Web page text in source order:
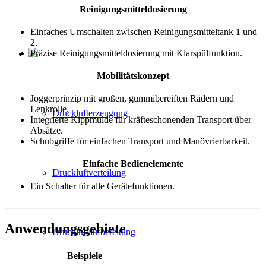
Drucklufterzeugung
Druckluftverteilung
Druckluftaufbereitung
Reinigungsmitteldosierung
Einfaches Umschalten zwischen Reinigungsmitteltank 1 und
2.
Präzise Reinigungsmitteldosierung mit Klarspülfunktion.
Mobilitätskonzept
Joggerprinzip mit großen, gummibereiften Rädern und
Lenkrolle.
Integrierte Kippmulde für kräfteschonenden Transport über
Absätze.
Schubgriffe für einfachen Transport und Manövrierbarkeit.
Einfache Bedienelemente
Ein Schalter für alle Gerätefunktionen.
Anwendungsgebiete
Beispiele